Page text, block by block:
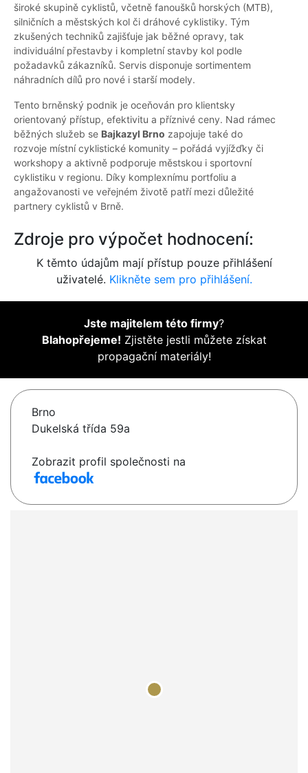
široké skupině cyklistů, včetně fanoušků horských (MTB),
silničních a městských kol či dráhové cyklistiky. Tým
zkušených techniků zajišťuje jak běžné opravy, tak
individuální přestavby i kompletní stavby kol podle
požadavků zákazníků. Servis disponuje sortimentem
náhradních dílů pro nové i starší modely.
Tento brněnský podnik je oceňován pro klientsky
orientovaný přístup, efektivitu a příznivé ceny. Nad rámec
běžných služeb se Bajkazyl Brno zapojuje také do
rozvoje místní cyklistické komunity – pořádá vyjížďky či
workshopy a aktivně podporuje městskou i sportovní
cyklistiku v regionu. Díky komplexnímu portfoliu a
angažovanosti ve veřejném životě patří mezi důležité
partnery cyklistů v Brně.
Zdroje pro výpočet hodnocení:
K těmto údajům mají přístup pouze přihlášení
uživatelé. Klikněte sem pro přihlášení.
Jste majitelem této firmy?
Blahopřejeme! Zjistěte jestli můžete získat
propagační materiály!
Brno
Dukelská třída 59a
Zobrazit profil společnosti na